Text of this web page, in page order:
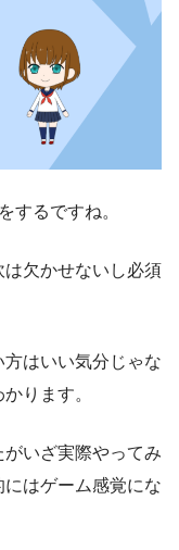
するですね。
欠かせないし必須
はいい気分じゃな
ります。
いざ実際やってみ
はゲーム感覚にな